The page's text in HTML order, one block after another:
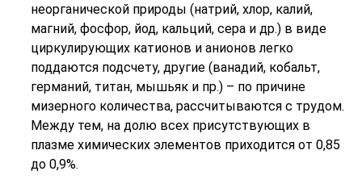
неорганической природы (натрий, хлор, калий,
магний, фосфор, йод, кальций, сера и др.) в виде
циркулирующих катионов и анионов легко
поддаются подсчету, другие (ванадий, кобальт,
германий, титан, мышьяк и пр.) – по причине
мизерного количества, рассчитываются с трудом.
Между тем, на долю всех присутствующих в
плазме химических элементов приходится от 0,85
до 0,9%.